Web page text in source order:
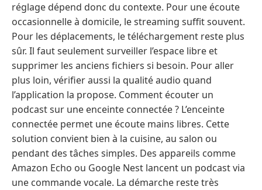
réglage dépend donc du contexte. Pour une écoute
occasionnelle à domicile, le streaming suffit souvent.
Pour les déplacements, le téléchargement reste plus
sûr. Il faut seulement surveiller l’espace libre et
supprimer les anciens fichiers si besoin. Pour aller
plus loin, vérifier aussi la qualité audio quand
l’application la propose. Comment écouter un
podcast sur une enceinte connectée ? L’enceinte
connectée permet une écoute mains libres. Cette
solution convient bien à la cuisine, au salon ou
pendant des tâches simples. Des appareils comme
Amazon Echo ou Google Nest lancent un podcast via
une commande vocale. La démarche reste très